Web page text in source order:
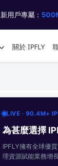
用戶專屬：
關於 IPFLY
LIVE · 90.4M+
為甚麼選擇
IPFLY擁有全球優
理資源賦能業務增